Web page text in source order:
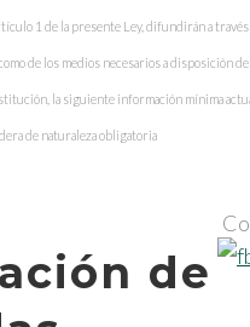
1 de la presente Ley, difundirán a
de los medios necesarios a disposición
la siguiente información mínima
de naturaleza obligatoria
de